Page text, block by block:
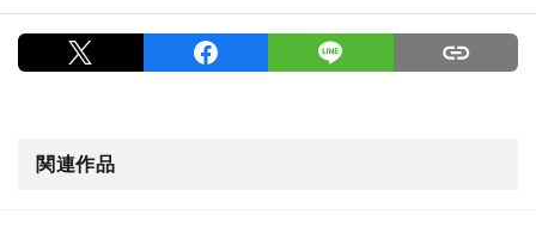
関連作品